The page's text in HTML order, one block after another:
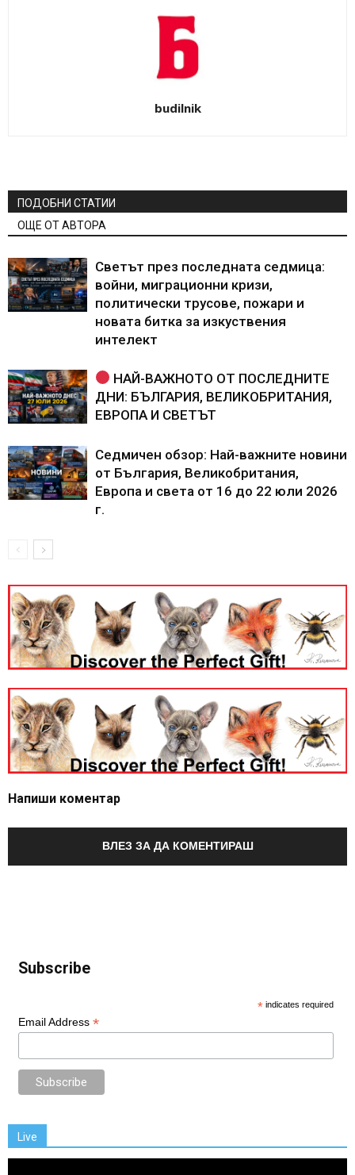
budilnik
ПОДОБНИ СТАТИИ
ОЩЕ ОТ АВТОРА
Светът през последната седмица:
войни, миграционни кризи,
политически трусове, пожари и
новата битка за изкуствения
интелект
НАЙ-ВАЖНОТО ОТ ПОСЛЕДНИТЕ
ДНИ: БЪЛГАРИЯ, ВЕЛИКОБРИТАНИЯ,
ЕВРОПА И СВЕТЪТ
Седмичен обзор: Най-важните новини
от България, Великобритания,
Европа и света от 16 до 22 юли 2026
г.
Напиши коментар
ВЛЕЗ ЗА ДА КОМЕНТИРАШ
Subscribe
* indicates required
Email Address *
Live